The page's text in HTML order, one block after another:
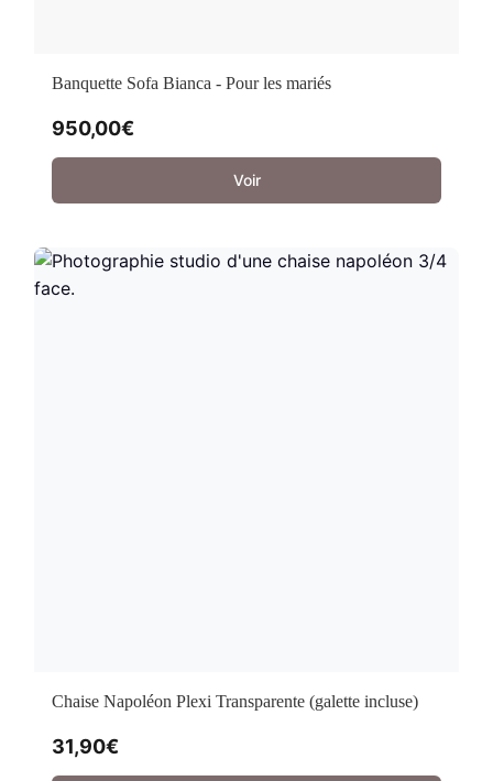
Banquette Sofa Bianca - Pour les mariés
950,00€
Voir
Chaise Napoléon Plexi Transparente (galette incluse)
31,90€